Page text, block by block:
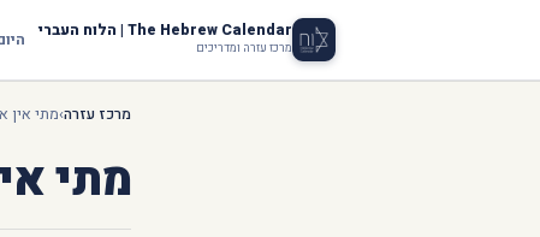
The Hebrew Calendar | הלוח העברי
מרכז עזרה ומדריכים
מרכז עזרה›מתי אין
מתי